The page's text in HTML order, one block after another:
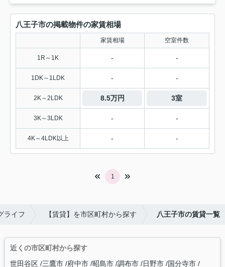
八王子市の掲載物件の家賃相場
家賃相場 空室件数
1R～1K - -
1DK～1LDK - -
2K～2LDK 8.5万円 3室
3K～3LDK - -
4K～4LDK以上 - -
1
ライフ 【賃貸】を市区町村から探す 八王子市の賃貸一覧
近くの市区町村から探す
世田谷区 三鷹市 府中市 昭島市 調布市 日野市 国分寺市